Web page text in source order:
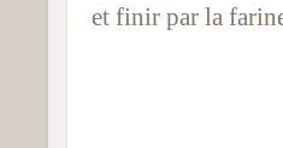
et finir par la